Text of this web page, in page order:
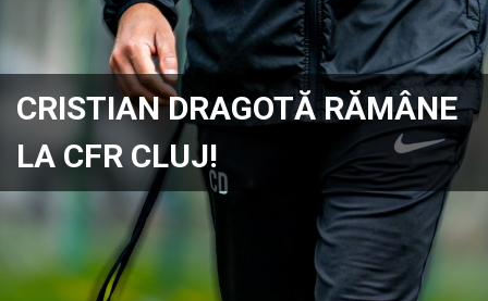
CRISTIAN DRAGOTĂ RĂMÂNE
LA CFR CLUJ!